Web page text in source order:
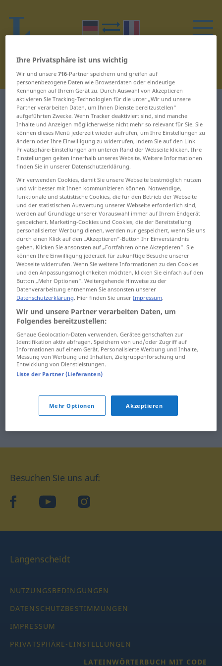
Deutsch-Französisch Wörterbuch C 8
Wörter auf Deutsch, die mit C
beginnen – Chat ... Chef
Chatgroup
Chatline
Chatpartner
Chatroom
chatten
Chauffeur
chauffieren
Chaussee
Chausseebaum
Chauvi
Chauvinist
chauvinistisch
Check
Check-in
Check-in-Automat
Check-up
checken
Checkliste
Cheerleader
Cheeseburger
Besuchen Sie uns auf:
facebookYouTube Instagram
Langenscheidt
NUTZUNGSBEDINGUNGEN
DATENSCHUTZBESTIMMUNGEN
IMPRESSUM
PRIVATSPHÄRE-EINSTELLUNGEN
LATEINWÖRTERBUCH MIT CODE
Ihre Privatsphäre ist uns wichtig
Wir und unsere716-Partner speichern und greifen auf
personenbezogene Daten wie Browserdaten oder eindeutige
Kennungen auf Ihrem Gerät zu. Durch Auswahl von Akzeptieren
aktivieren Sie Tracking-Technologien für die unter „Wir und unsere
Partner verarbeiten Daten, um Ihnen Dienste bereitzustellen“
aufgeführten Zwecke. Wenn Tracker deaktiviert sind, sind manche
Inhalte und Anzeigen möglicherweise nicht mehr so relevant für Sie. Sie
können dieses Menü jederzeit wieder aufrufen, um Ihre Einstellungen zu
ändern oder Ihre Einwilligung zu widerrufen, indem Sie auf den Link
Privatsphäre-Einstellungen am unteren Rand der Webseite klicken. Ihre
Einstellungen gelten innerhalb unseres Website. Weitere Informationen
finden Sie in unserer Datenschutzerklärung.
Wir verwenden Cookies, damit Sie unsere Webseite bestmöglich nutzen
und wir besser mit Ihnen kommunizieren können. Notwendige,
funktionale und statistische Cookies, die für den Betrieb der Webseite
und der statistischen Auswertung unserer Webseite erforderlich sind,
werden auf Grundlage unserer Vorauswahl immer auf Ihrem Endgerät
gespeichert. Marketing-Cookies und Cookies, die der Bereitstellung
personalisierter Werbung dienen, werden nur gespeichert, wenn Sie uns
durch einen Klick auf den „Akzeptieren“-Button Ihr Einverständnis
geben. Klicken Sie ansonsten auf „Fortfahren ohne Akzeptieren“. Sie
können Ihre Einwilligung jederzeit für zukünftige Besuche unserer
Webseite widerrufen. Wenn Sie weitere Informationen zu den Cookies
und den Anpassungsmöglichkeiten möchten, klicken Sie einfach auf den
Button „Mehr Optionen“. Weitergehende Hinweise zu der
Datenverarbeitung entnehmen Sie ansonsten unserer
Datenschutzerklärung. Hier finden Sie unserImpressum.
Wir und unsere Partner verarbeiten Daten, um
Folgendes bereitzustellen:
Genaue Geolocation-Daten verwenden. Geräteeigenschaften zur
Identifikation aktiv abfragen. Speichern von und/oder Zugriff auf
Informationen auf einem Gerät. Personalisierte Werbung und Inhalte,
Messung von Werbung und Inhalten, Zielgruppenforschung und
Entwicklung von Dienstleistungen.
Liste der Partner (Lieferanten)
Mehr Optionen Akzeptieren